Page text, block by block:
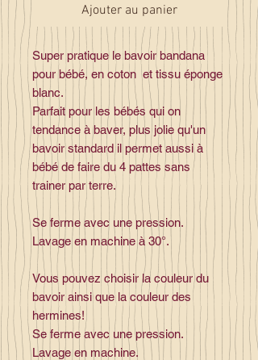
Ajouter au panier
Super pratique le bavoir bandana
pour bébé, en coton et tissu éponge
blanc.
Parfait pour les bébés qui on
tendance à baver, plus jolie qu'un
bavoir standard il permet aussi à
bébé de faire du 4 pattes sans
trainer par terre.
Se ferme avec une pression.
Lavage en machine à 30°.
Vous pouvez choisir la couleur du
bavoir ainsi que la couleur des
hermines!
Se ferme avec une pression.
Lavage en machine.